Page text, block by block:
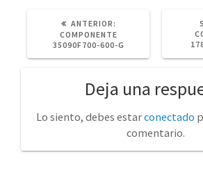
ANTERIOR:
ANTERIOR:
COMPONENTE
35090F700-600-G
Deja una
Lo siento, debes estarconectado
comentario.